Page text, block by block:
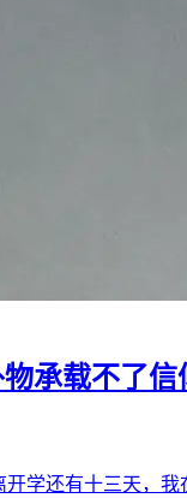
承载不了信
学还有十三天，我